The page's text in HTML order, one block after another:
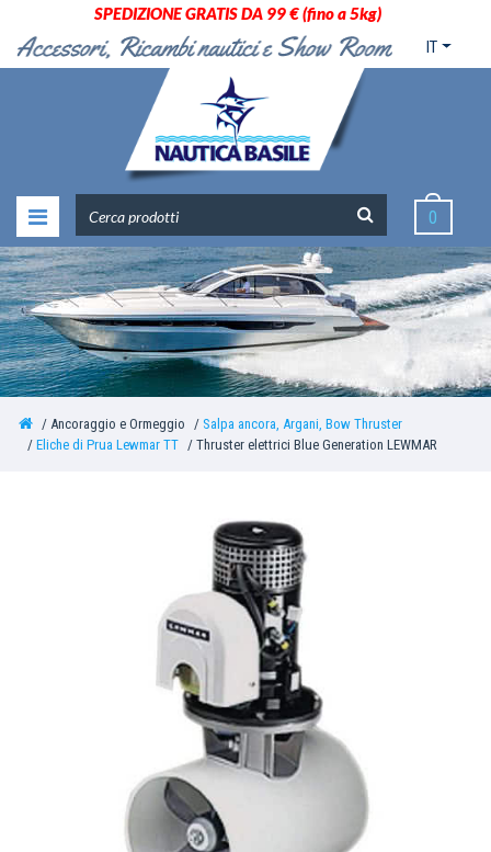
SPEDIZIONE GRATIS DA 99 € (fino a 5kg)
IT
0
Ancoraggio e Ormeggio
Salpa ancora, Argani, Bow Thruster
Eliche di Prua Lewmar TT
Thruster elettrici Blue Generation LEWMAR